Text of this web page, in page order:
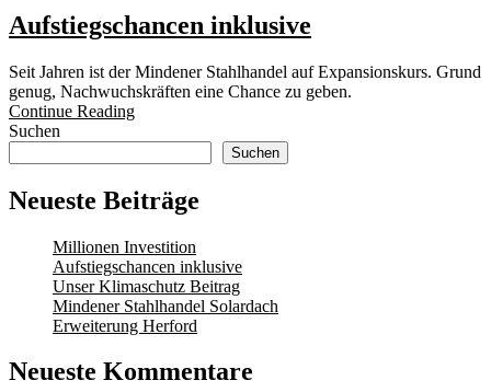
Aufstiegschancen inklusive
Seit Jahren ist der Mindener Stahlhandel auf Expansionskurs. Grund
genug, Nachwuchskräften eine Chance zu geben.
Continue Reading
Suchen
Suchen
Neueste Beiträge
Millionen Investition
Aufstiegschancen inklusive
Unser Klimaschutz Beitrag
Mindener Stahlhandel Solardach
Erweiterung Herford
Neueste Kommentare